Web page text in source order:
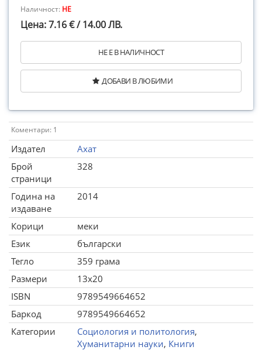
Наличност: НЕ
Цена: 7.16 € / 14.00 ЛВ.
НЕ Е В НАЛИЧНОСТ
ДОБАВИ В ЛЮБИМИ
Коментари: 1
Издател
Ахат
Брой
страници
328
Година на
издаване
2014
Корици
меки
Език
български
Тегло
359 грама
Размери
13x20
ISBN
9789549664652
Баркод
9789549664652
Категории
Социология и политология,
Хуманитарни науки, Книги